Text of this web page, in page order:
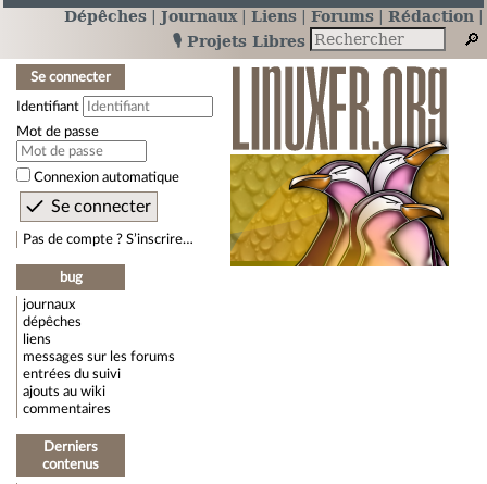
Dépêches Journaux Liens Forums
Rédaction
🎙️ Projets Libres
Se connecter
Identifiant
Mot de passe
Connexion automatique
Pas de compte ? S’inscrire…
bug
journaux
dépêches
liens
messages sur les forums
entrées du suivi
ajouts au wiki
commentaires
Derniers
contenus